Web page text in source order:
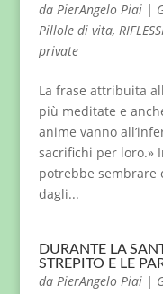
da PierAngelo Piai|
Pillole di vita,
private
La frase attribuita
più meditate e
anime vanno
sacrifichi per loro.»
potrebbe sembrare
dagli...
DURANTE LA
STREPITO E LE
da PierAngelo Piai|